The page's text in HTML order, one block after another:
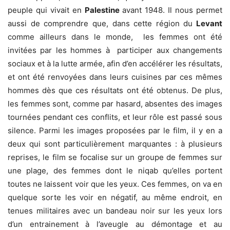
peuple qui vivait en Palestine avant 1948. Il nous permet
aussi de comprendre que, dans cette région du Levant
comme ailleurs dans le monde, les femmes ont été
invitées par les hommes à participer aux changements
sociaux et à la lutte armée, afin d’en accélérer les résultats,
et ont été renvoyées dans leurs cuisines par ces mêmes
hommes dès que ces résultats ont été obtenus. De plus,
les femmes sont, comme par hasard, absentes des images
tournées pendant ces conflits, et leur rôle est passé sous
silence. Parmi les images proposées par le film, il y en a
deux qui sont particulièrement marquantes : à plusieurs
reprises, le film se focalise sur un groupe de femmes sur
une plage, des femmes dont le niqab qu’elles portent
toutes ne laissent voir que les yeux. Ces femmes, on va en
quelque sorte les voir en négatif, au même endroit, en
tenues militaires avec un bandeau noir sur les yeux lors
d’un entrainement à l’aveugle au démontage et au